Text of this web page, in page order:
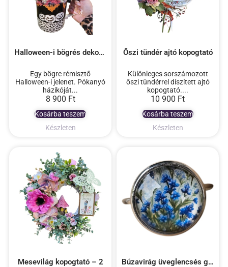
Készleten
Halloween-i bögrés dekoráció
8 900 Ft
Egy bögre rémisztő
Halloween-i jelenet. Pókanyó
házikóját...
Kosárba teszem
Készleten
Őszi tündér ajtó kopogtató
10 900 Ft
Különleges sorszámozott
őszi tündérrel díszített ajtó
kopogtató....
Kosárba teszem
Mesevilág kopogtató – 2 Búzavirág üveglencsés gyűrű